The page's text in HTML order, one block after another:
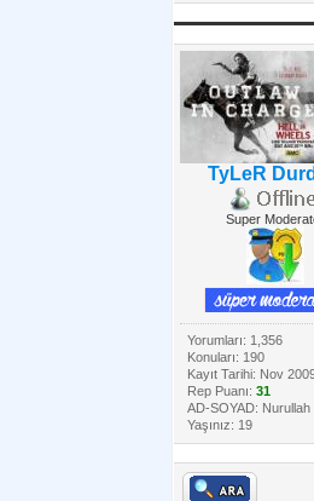
TyLeR
Super
Yorumları: 1,356
Konuları: 190
Kayıt Tarihi: Nov
Rep Puanı: 31
AD-SOYAD: Nurullah
Yaşınız: 19